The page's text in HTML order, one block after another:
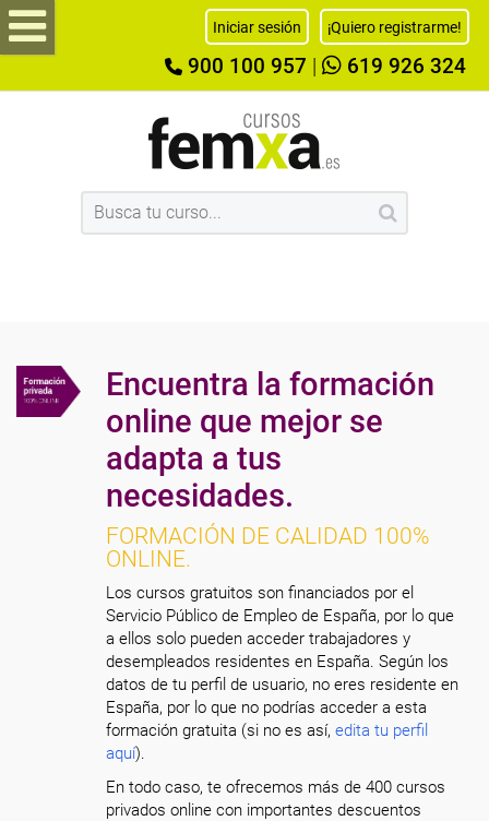
Iniciar sesión ¡Quiero registrarme!
900 100 957 619 926 324
Encuentra la formación
online que mejor se
adapta a tus
necesidades.
FORMACIÓN DE CALIDAD 100%
ONLINE.
Los cursos gratuitos son financiados por el
Servicio Público de Empleo de España, por lo que
a ellos solo pueden acceder trabajadores y
desempleados residentes en España. Según los
datos de tu perfil de usuario, no eres residente en
España, por lo que no podrías acceder a esta
formación gratuita (si no es así,edita tu perfil
aquí).
En todo caso, te ofrecemos más de 400 cursos
privados online con importantes descuentos